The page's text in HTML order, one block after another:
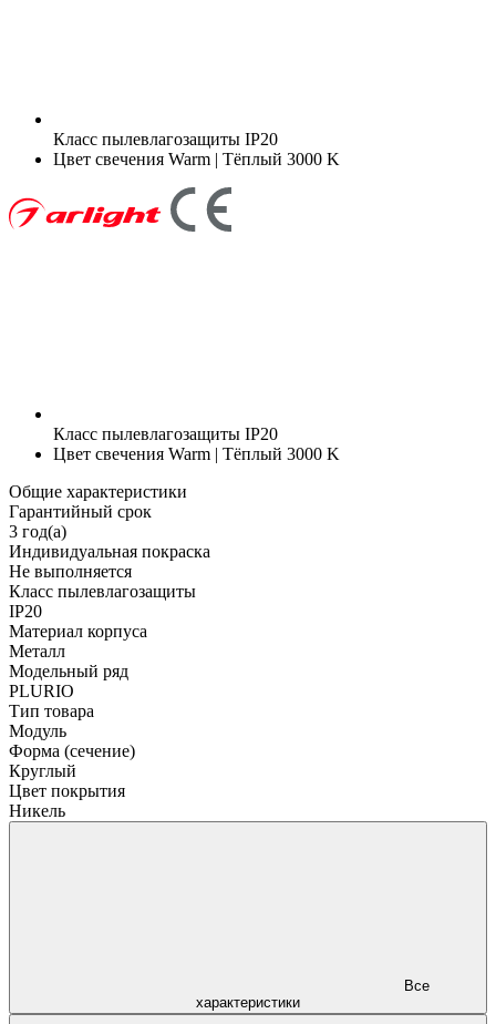
Класс пылевлагозащиты IP20
Цвет свечения Warm | Тёплый 3000 K
Класс пылевлагозащиты IP20
Цвет свечения Warm | Тёплый 3000 K
Общие характеристики
Гарантийный срок
3 год(а)
Индивидуальная покраска
Не выполняется
Класс пылевлагозащиты
IP20
Материал корпуса
Металл
Модельный ряд
PLURIO
Тип товара
Модуль
Форма (сечение)
Круглый
Цвет покрытия
Никель
характеристики